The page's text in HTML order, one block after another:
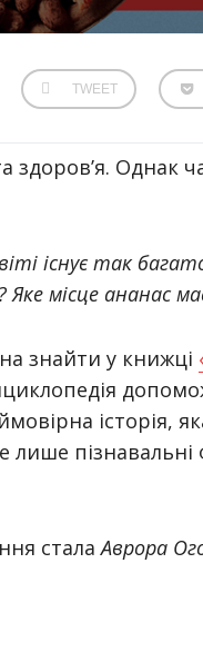
TWEET
здоров’я.
існує так
місце ананас
знайти у книжці
історія,
сталаАврора